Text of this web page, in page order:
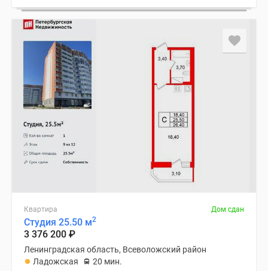
Квартира Дом сдан
Студия 25.50 м2
3 376 200 ₽
Ленинградская область, Всеволожский район
Ладожская
20 мин.